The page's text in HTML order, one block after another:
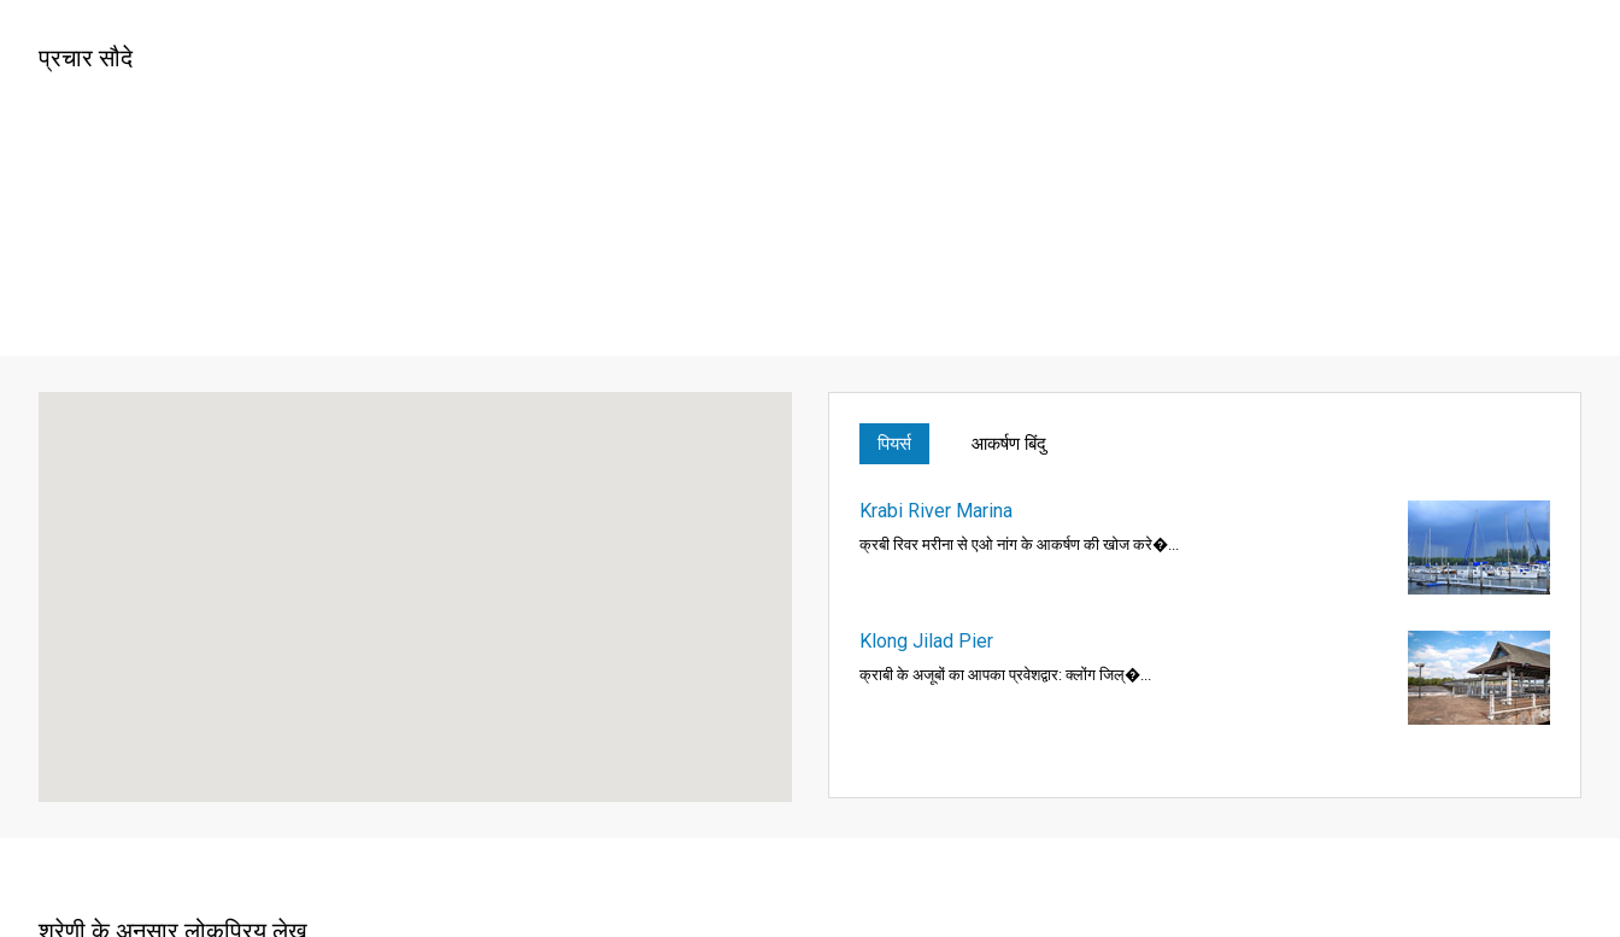
प्रचार सौदे
पियर्स आकर्षण बिंदु
Krabi River Marina
क्रबी रिवर मरीना से एओ नांग के आकर्षण की खोज करे�...
Klong Jilad Pier
क्राबी के अजूबों का आपका प्रवेशद्वार: क्लोंग जिल्�...
श्रेणी के अनुसार लोकप्रिय लेख